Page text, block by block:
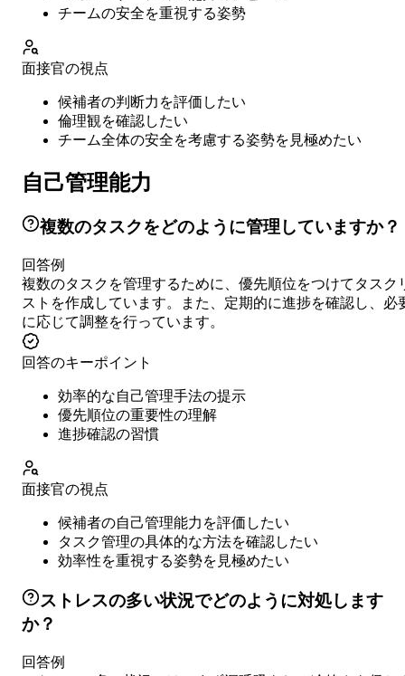
チームの安全を重視する姿勢
面接官の視点
候補者の判断力を評価したい
倫理観を確認したい
チーム全体の安全を考慮する姿勢を見極めたい
自己管理能力
複数のタスクをどのように管理していますか？
回答例
複数のタスクを管理するために、優先順位をつけてタスク
ストを作成しています。また、定期的に進捗を確認し、必
に応じて調整を行っています。
回答のキーポイント
効率的な自己管理手法の提示
優先順位の重要性の理解
進捗確認の習慣
面接官の視点
候補者の自己管理能力を評価したい
タスク管理の具体的な方法を確認したい
効率性を重視する姿勢を見極めたい
ストレスの多い状況でどのように対処します
か？
回答例